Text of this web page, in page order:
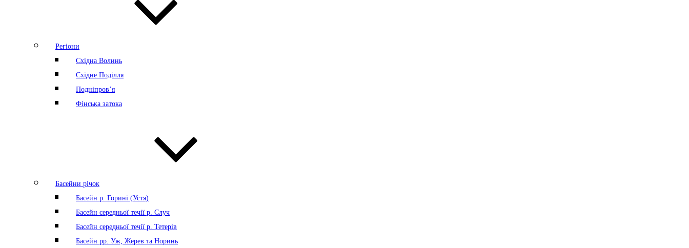
Регіони
Східна Волинь
Східне Поділля
Подніпров’я
Фінська затока
Басейни річок
Басейн р. Горині (Устя)
Басейн середньої течії р. Случ
Басейн середньої течії р. Тетерів
Басейн рр. Уж, Жерев та Норинь